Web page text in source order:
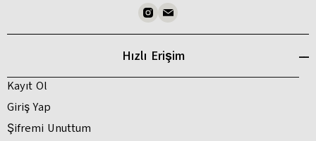
Hızlı Erişim
Kayıt Ol
Giriş Yap
Şifremi Unuttum